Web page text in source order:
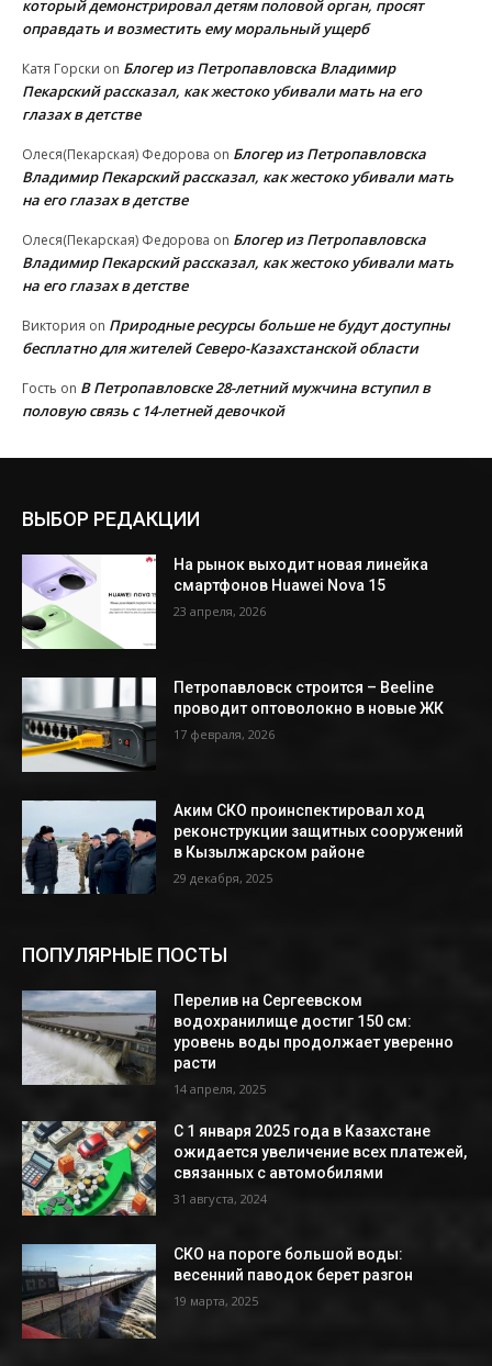
который демонстрировал детям половой орган, просят
оправдать и возместить ему моральный ущерб
Катя Горски on Блогер из Петропавловска Владимир
Пекарский рассказал, как жестоко убивали мать на его
глазах в детстве
Олеся(Пекарская) Федорова on Блогер из Петропавловска
Владимир Пекарский рассказал, как жестоко убивали мать
на его глазах в детстве
Олеся(Пекарская) Федорова on Блогер из Петропавловска
Владимир Пекарский рассказал, как жестоко убивали мать
на его глазах в детстве
Виктория on Природные ресурсы больше не будут доступны
бесплатно для жителей Северо-Казахстанской области
Гость on В Петропавловске 28-летний мужчина вступил в
половую связь с 14-летней девочкой
ВЫБОР РЕДАКЦИИ
На рынок выходит новая линейка
смартфонов Huawei Nova 15
23 апреля, 2026
Петропавловск строится – Beeline
проводит оптоволокно в новые ЖК
17 февраля, 2026
Аким СКО проинспектировал ход
реконструкции защитных сооружений
в Кызылжарском районе
29 декабря, 2025
ПОПУЛЯРНЫЕ ПОСТЫ
Перелив на Сергеевском
водохранилище достиг 150 см:
уровень воды продолжает уверенно
расти
14 апреля, 2025
С 1 января 2025 года в Казахстане
ожидается увеличение всех платежей,
связанных с автомобилями
31 августа, 2024
СКО на пороге большой воды:
весенний паводок берет разгон
19 марта, 2025